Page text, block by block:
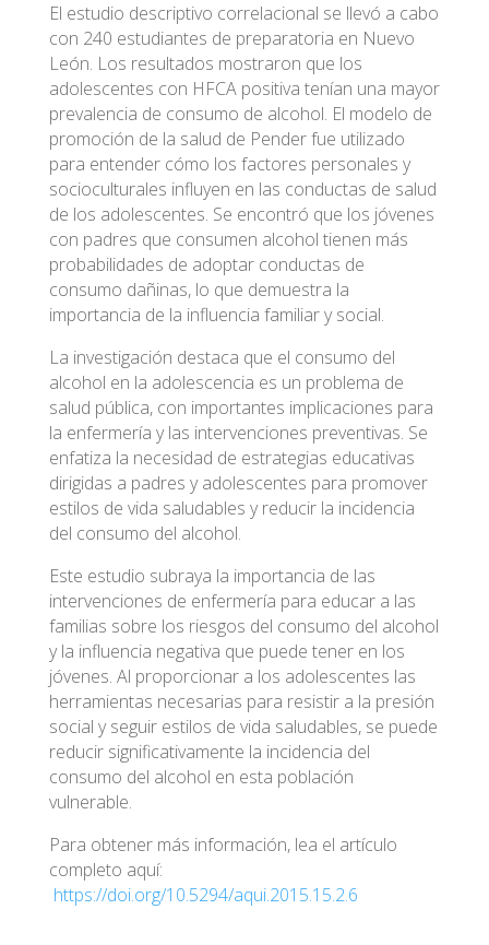
El estudio descriptivo correlacional se llevó a cabo
con 240 estudiantes de preparatoria en Nuevo
León. Los resultados mostraron que los
adolescentes con HFCA positiva tenían una mayor
prevalencia de consumo de alcohol. El modelo de
promoción de la salud de Pender fue utilizado
para entender cómo los factores personales y
socioculturales influyen en las conductas de salud
de los adolescentes. Se encontró que los jóvenes
con padres que consumen alcohol tienen más
probabilidades de adoptar conductas de
consumo dañinas, lo que demuestra la
importancia de la influencia familiar y social.
La investigación destaca que el consumo del
alcohol en la adolescencia es un problema de
salud pública, con importantes implicaciones para
la enfermería y las intervenciones preventivas. Se
enfatiza la necesidad de estrategias educativas
dirigidas a padres y adolescentes para promover
estilos de vida saludables y reducir la incidencia
del consumo del alcohol.
Este estudio subraya la importancia de las
intervenciones de enfermería para educar a las
familias sobre los riesgos del consumo del alcohol
y la influencia negativa que puede tener en los
jóvenes. Al proporcionar a los adolescentes las
herramientas necesarias para resistir a la presión
social y seguir estilos de vida saludables, se puede
reducir significativamente la incidencia del
consumo del alcohol en esta población
vulnerable.
Para obtener más información, lea el artículo
completo aquí:
https://doi.org/10.5294/aqui.2015.15.2.6